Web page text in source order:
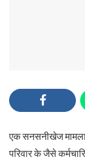
एक सनसनीखेज
परिवार के जैसे